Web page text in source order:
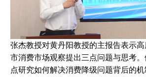
张杰教授对黄丹阳教授的主报告表示
市消费市场观察提出三点问题与思考
点研究如何解决消费降级问题背后的